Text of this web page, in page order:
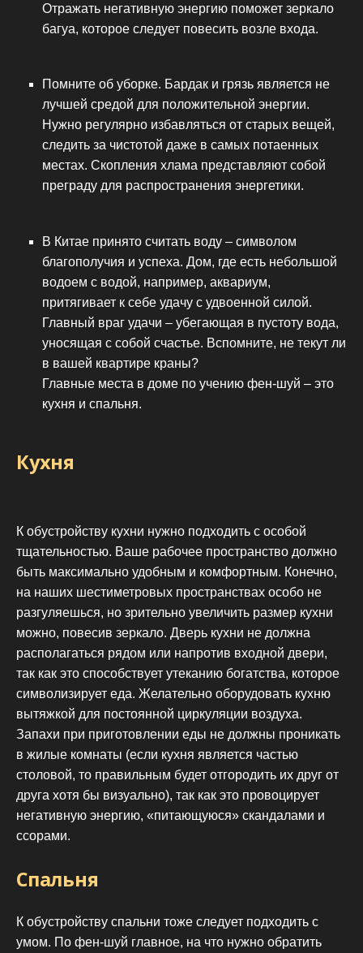
Отражать негативную энергию поможет зеркало
багуа, которое следует повесить возле входа.
Помните об уборке. Бардак и грязь является не
лучшей средой для положительной энергии.
Нужно регулярно избавляться от старых вещей,
следить за чистотой даже в самых потаенных
местах. Скопления хлама представляют собой
преграду для распространения энергетики.
В Китае принято считать воду – символом
благополучия и успеха. Дом, где есть небольшой
водоем с водой, например, аквариум,
притягивает к себе удачу с удвоенной силой.
Главный враг удачи – убегающая в пустоту вода,
уносящая с собой счастье. Вспомните, не текут ли
в вашей квартире краны?
Главные места в доме по учению фен-шуй – это
кухня и спальня.
Кухня
К обустройству кухни нужно подходить с особой
тщательностью. Ваше рабочее пространство должно
быть максимально удобным и комфортным. Конечно,
на наших шестиметровых пространствах особо не
разгуляешься, но зрительно увеличить размер кухни
можно, повесив зеркало. Дверь кухни не должна
располагаться рядом или напротив входной двери,
так как это способствует утеканию богатства, которое
символизирует еда. Желательно оборудовать кухню
вытяжкой для постоянной циркуляции воздуха.
Запахи при приготовлении еды не должны проникать
в жилые комнаты (если кухня является частью
столовой, то правильным будет отгородить их друг от
друга хотя бы визуально), так как это провоцирует
негативную энергию, «питающуюся» скандалами и
ссорами.
Спальня
К обустройству спальни тоже следует подходить с
умом. По фен-шуй главное, на что нужно обратить